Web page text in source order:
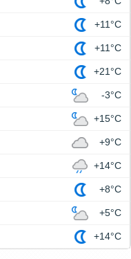
+11°C
+11°C
+21°C
-3°C
+15°C
+9°C
+14°C
+8°C
+5°C
+14°C